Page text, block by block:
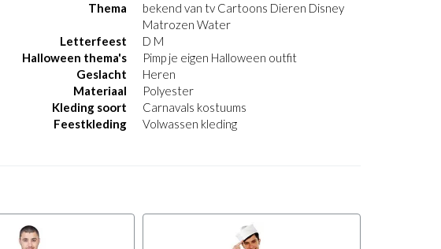
Thema
bekend van tv Cartoons Dieren Disney
Matrozen Water
Letterfeest
D M
Halloween thema's
Pimp je eigen Halloween outfit
Geslacht
Heren
Materiaal
Polyester
Kleding soort
Carnavals kostuums
Feestkleding
Volwassen kleding